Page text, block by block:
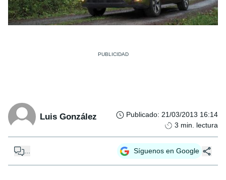
Luis González Publicado: 21/03/2013 16:14
3 min. lectura
Síguenos en Google